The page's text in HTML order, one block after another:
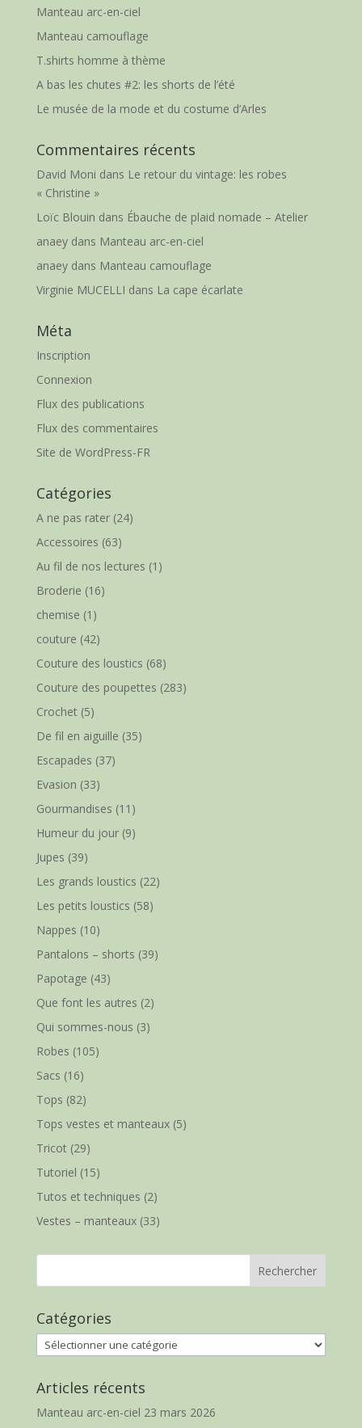
Manteau arc-en-ciel
Manteau camouflage
T.shirts homme à thème
A bas les chutes #2: les shorts de l’été
Le musée de la mode et du costume d’Arles
Commentaires récents
David Moni dans Le retour du vintage: les robes
« Christine »
Loïc Blouin dans Ébauche de plaid nomade – Atelier
anaeydans Manteau arc-en-ciel
anaeydans Manteau camouflage
Virginie MUCELLI dans La cape écarlate
Méta
Inscription
Connexion
Flux des publications
Flux des commentaires
Site de WordPress-FR
Catégories
A ne pas rater(24)
Accessoires (63)
Au fil de nos lectures (1)
Broderie (16)
chemise (1)
couture (42)
Couture des loustics (68)
Couture des poupettes (283)
Crochet(5)
De fil en aiguille (35)
Escapades (37)
Evasion (33)
Gourmandises (11)
Humeur du jour(9)
Jupes (39)
Les grands loustics (22)
Les petits loustics (58)
Nappes (10)
Pantalons – shorts (39)
Papotage (43)
Que font les autres (2)
Qui sommes-nous (3)
Robes (105)
Sacs (16)
Tops (82)
Tops vestes et manteaux(5)
Tricot(29)
Tutoriel (15)
Tutos et techniques (2)
Vestes – manteaux(33)
Catégories
Catégories
Articles récents
Manteau arc-en-ciel 23 mars 2026